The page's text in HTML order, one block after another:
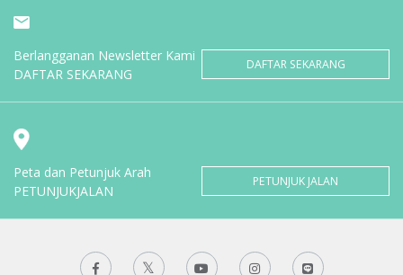
Berlangganan Newsletter Kami
DAFTAR SEKARANG
DAFTAR SEKARANG
Peta dan Petunjuk Arah
PETUNJUKJALAN
PETUNJUK JALAN